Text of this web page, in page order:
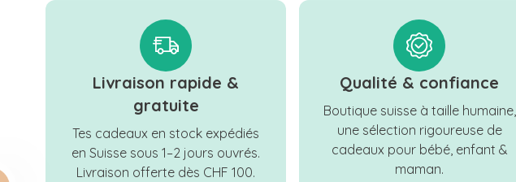
Livraison rapide &
gratuite
Tes cadeaux en stock expédiés
en Suisse sous 1–2 jours ouvrés.
Livraison offerte dès CHF 100.
Qualité & confiance
Boutique suisse à taille humaine,
une sélection rigoureuse de
cadeaux pour bébé, enfant &
maman.